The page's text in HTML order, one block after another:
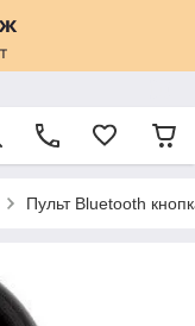
Пульт Bluetooth